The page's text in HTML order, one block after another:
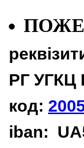
РГ УГКЦ
код:
iban: